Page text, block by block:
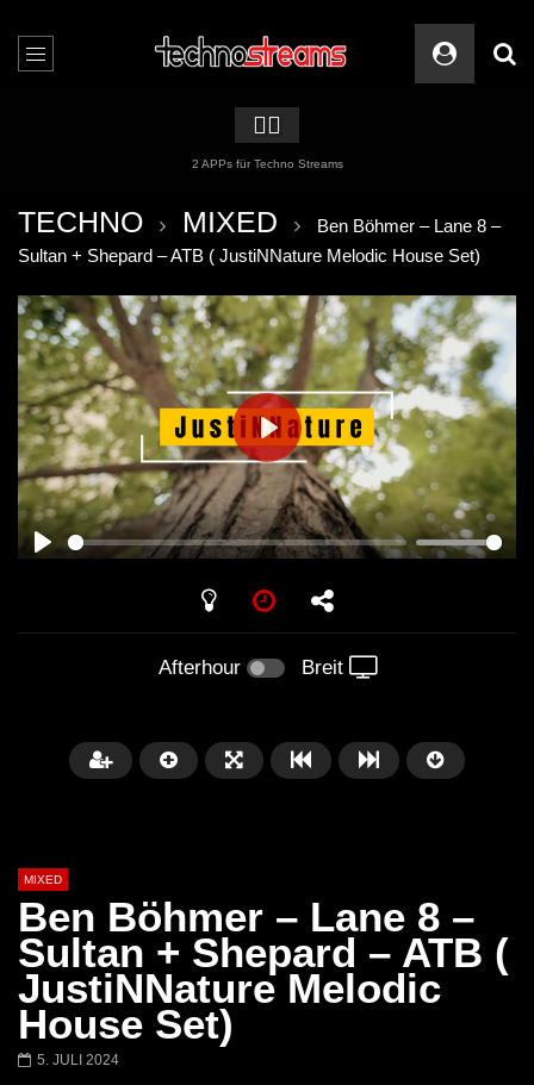
🏳️‍🌈
2 APPs für Techno Streams
TECHNO MIXED
Ben Böhmer – Lane 8 –
Sultan + Shepard – ATB ( JustiNNature Melodic House Set)
PLAY
Afterhour Breit
Später
Barbara Lago @ Kappa
FuturFestival 2024
MIXED
Ben Böhmer – Lane 8 –
Sultan + Shepard – ATB (
JustiNNature Melodic
House Set)
5. JULI 2024